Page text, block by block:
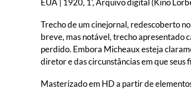
EUA | 1920, 1’, Arquivo digital (Kino
Trecho de um cinejornal, redescoberto
breve, mas notável, trecho apresentado
perdido. Embora Micheaux esteja
diretor e das circunstâncias em que seus
Masterizado em HD a partir de